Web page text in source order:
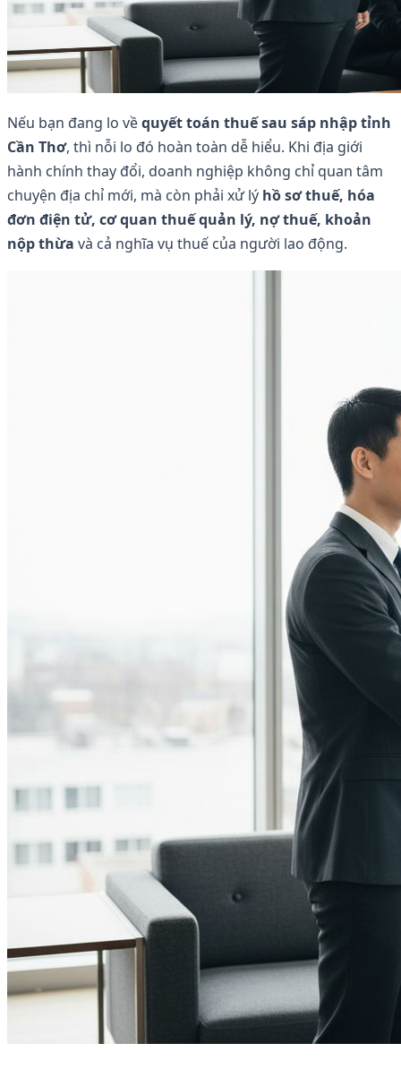
Nếu bạn đang lo vềquyết toán thuế sau sáp nhập tỉnh
Cần Thơ, thì nỗi lo đó hoàn toàn dễ hiểu. Khi địa giới
hành chính thay đổi, doanh nghiệp không chỉ quan tâm
chuyện địa chỉ mới, mà còn phải xử lý hồ sơ thuế, hóa
đơn điện tử, cơ quan thuế quản lý, nợ thuế, khoản
nộp thừa và cả nghĩa vụ thuế của người lao động.